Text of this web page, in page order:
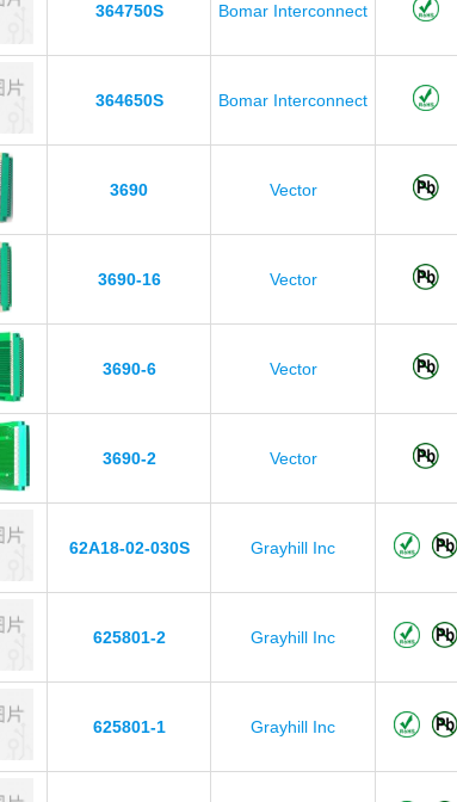
364750S Bomar Interconnect
364650S Bomar Interconnect
3690 Vector
3690-16 Vector
3690-6 Vector
3690-2 Vector
62A18-02-030S Grayhill Inc
625801-2 Grayhill Inc
625801-1 Grayhill Inc